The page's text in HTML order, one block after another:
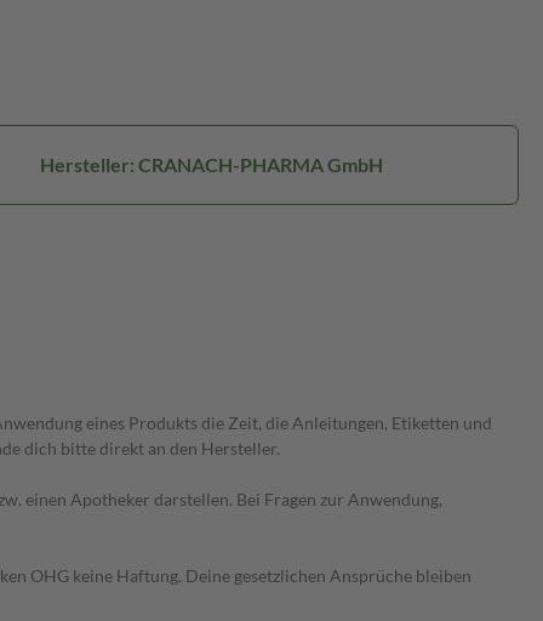
Hersteller: CRANACH-PHARMA GmbH
eines Produkts die Zeit, die Anleitungen, Etiketten und
dich bitte direkt an den Hersteller.
einen Apotheker darstellen. Bei Fragen zur Anwendung,
OHG keine Haftung. Deine gesetzlichen Ansprüche bleiben